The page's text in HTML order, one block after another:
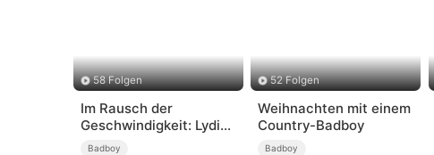
58 Folgen
Im Rausch der
Geschwindigkeit: Lydias
wilder 18. Geburtstag
Badboy
52 Folgen
Weihnachten mit einem
Country-Badboy
Badboy